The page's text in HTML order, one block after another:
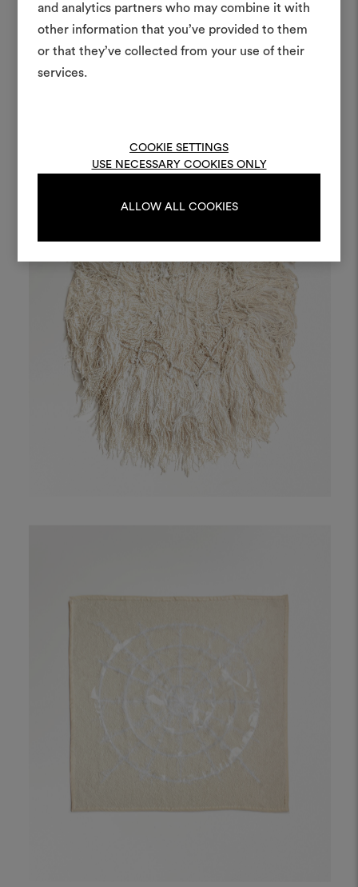
and analytics partners who may combine it with
other information that you’ve provided to them
or that they’ve collected from your use of their
services.
COOKIE SETTINGS
USE NECESSARY COOKIES ONLY
ALLOW ALL COOKIES
"Tocco d’erba" by Thomas Pellitteri -
VLADIMIRO
Ein interaktives Tool, mit
Ideen zum Leben
anderen teilen können,
REGISTRIEREN